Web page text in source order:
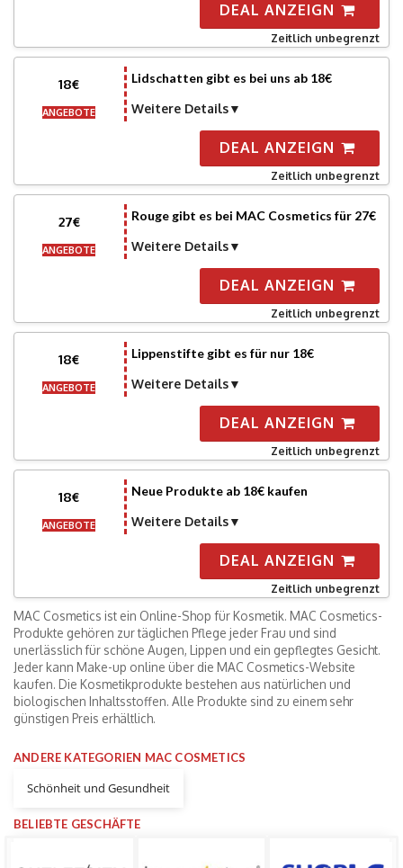
DEAL ANZEIGN
Zeitlich unbegrenzt
18€
ANGEBOTE
Lidschatten gibt es bei uns ab 18€
Weitere Details
DEAL ANZEIGN
Zeitlich unbegrenzt
27€
ANGEBOTE
Rouge gibt es bei MAC Cosmetics für 27€
Weitere Details
DEAL ANZEIGN
Zeitlich unbegrenzt
18€
ANGEBOTE
Lippenstifte gibt es für nur 18€
Weitere Details
DEAL ANZEIGN
Zeitlich unbegrenzt
18€
ANGEBOTE
Neue Produkte ab 18€ kaufen
Weitere Details
DEAL ANZEIGN
Zeitlich unbegrenzt
MAC Cosmetics ist ein Online-Shop für Kosmetik. MAC Cosmetics-
Produkte gehören zur täglichen Pflege jeder Frau und sind
unerlässlich für schöne Augen, Lippen und ein gepflegtes Gesicht.
Jeder kann Make-up online über die MAC Cosmetics-Website
kaufen. Die Kosmetikprodukte bestehen aus natürlichen und
biologischen Inhaltsstoffen. Alle Produkte sind zu einem sehr
günstigen Preis erhältlich.
ANDERE KATEGORIEN MAC COSMETICS
Schönheit und Gesundheit
BELIEBTE GESCHÄFTE